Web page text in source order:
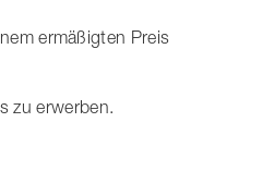
ermäßigten Preis
zu erwerben.